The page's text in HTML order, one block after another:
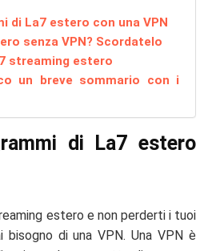
di La7 estero con una VPN
senza VPN? Scordatelo
streaming estero
un breve sommario con i
di La7 estero
estero e non perderti i tuoi
bisogno di una VPN. Una VPN è